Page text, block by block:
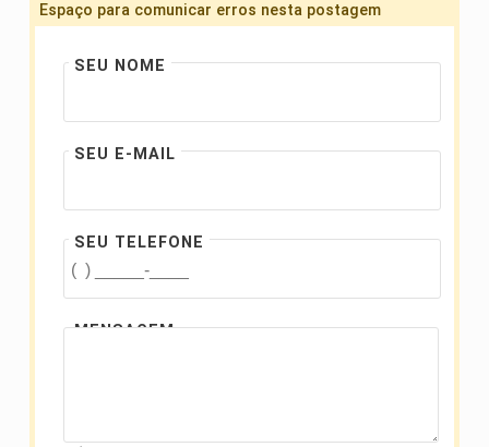
Espaço para comunicar erros nesta postagem
SEU NOME
SEU E-MAIL
SEU TELEFONE
MENSAGEM